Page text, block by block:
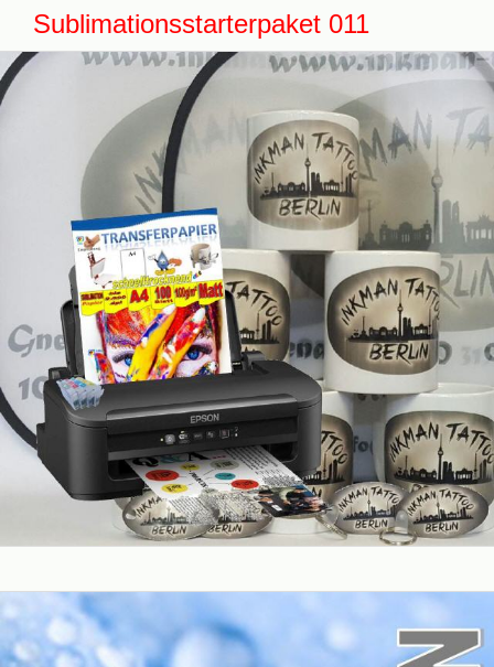
Sublimationsstarterpaket 011